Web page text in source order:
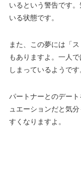
いるという警告です
いる状態です。
また、この夢には「
もありますよ。一人
しまっているようです
パートナーとのデー
ュエーションだと気
すくなりますよ。